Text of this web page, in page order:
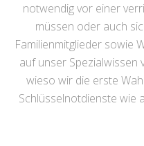
notwendig vor einer
müssen oder auch
Familienmitglieder sowie
auf unser Spezialwissen
wieso wir die erste
Schlüsselnotdienste wie